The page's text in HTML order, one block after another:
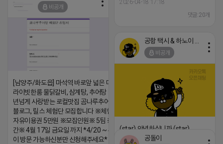
2026-04-18 17:18
댓글:20개
비공개
[남양주/화도읍] 마석역 바로앞 넓은 매장과, 프
라이빗한룸 물닭갈비, 삼계탕, 추어탕 맛집 10
년넘게 사랑받는 로컬맛집 곰나루추어탕에서
블로그, 릴스 체험단 모집합니다 ※체험메뉴※
자유이용권 5만원 ※모집인원※ 5팀 ※모집기
간※ 4월 17일 금요일 까지 *4/20 ~ 4/26 사
이 방문 가능하신분만 신청해주세요* ※체험단
비공개
(star) 안녕하십니까 (star)
2026-04-18 17:12
공돌이